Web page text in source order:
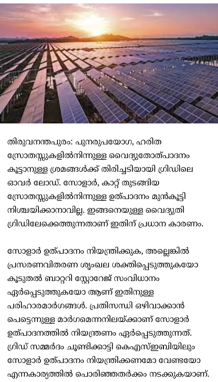
തിരുവനന്തപുരം: പുനരുപയോഗ, ഹരിത
സ്രോതസ്സുകളില്‍നിന്നുള്ള വൈദ്യുതോത്പാദനം
കൂട്ടാനുള്ള ശ്രമങ്ങള്‍ക്ക് തിരിച്ചടിയായി ഗ്രിഡിലെ
ഓവര്‍ ലോഡ്. സോളാർ, കാറ്റ് തുടങ്ങിയ
സ്രോതസ്സുകളില്‍നിന്നുള്ള ഉത്പാദനം മുൻകൂട്ടി
നിശ്ചയിക്കാനാവില്ല. ഇങ്ങനെയുള്ള വൈദ്യുതി
ഗ്രിഡിലേക്കെത്തുന്നതാണ് ഇതിന് പ്രധാന കാരണം.
സോളാർ ഉത്പാദനം നിയന്ത്രിക്കുക, അല്ലെങ്കില്‍
പ്രസരണവിതരണ ശൃംഖല ശക്തിപ്പെടുത്തുകയോ
കൂടുതല്‍ ബാറ്ററി സ്റ്റോറേജ് സംവിധാനം
ഏർപ്പെടുത്തുകയോ ആണ് ഇതിനുള്ള
പരിഹാരമാർഗങ്ങള്‍. പ്രതിസന്ധി ഒഴിവാക്കാൻ
പെട്ടെന്നുള്ള മാർഗമെന്നനിലയ്ക്കാണ് സോളാർ
ഉത്പാദനത്തില്‍ നിയന്ത്രണം ഏർപ്പെടുത്തുന്നത്.
ഗ്രിഡ് സമ്മർദം ചൂണ്ടിക്കാട്ടി കെഎസ്‌ഇബിയിലും
സോളാർ ഉത്പാദനം നിയന്ത്രിക്കണമോ വേണ്ടയോ
എന്നകാര്യത്തില്‍ പൊരിഞ്ഞതർക്കം നടക്കുകയാണ്.